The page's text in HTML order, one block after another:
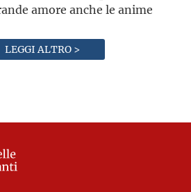
amore anche le anime
LEGGI ALTRO >